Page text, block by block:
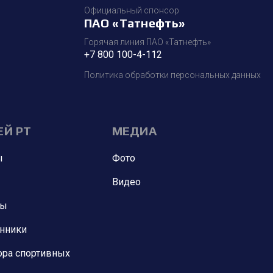
Официальный спонсор
ПАО «Татнефть»
Горячая линия ПАО «Татнефть»
+7 800 100-4-112
Политика обработки персональных данных
РТ
спортивных
МЕДИА
Фото
Видео